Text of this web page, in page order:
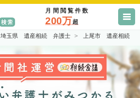
月間閲覧件数
200万超
埼玉県 遺産相続 弁護士 上尾市 遺産相続